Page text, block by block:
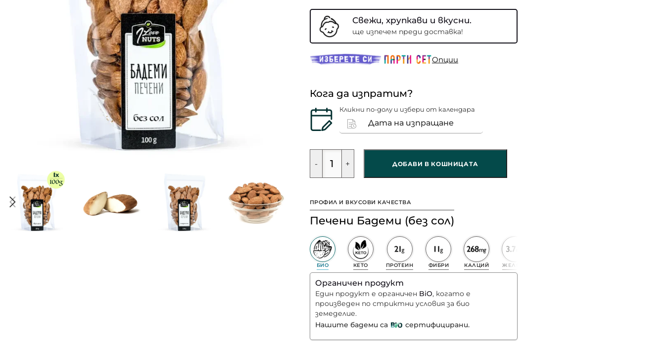
Свежи, хрупкави и вкусни.
ще изпечем преди доставка!
Oпции
Кога да изпратим?
Кликни по-долу и избери от календара
- + ДОБАВИ В КОШНИЦАТА
ПРОФИЛ И ВКУСОВИ КАЧЕСТВА
Печени Бадеми (без сол)
БИО КЕТО ПРОТЕИН ФИБРИ КАЛЦИЙ ЖЕЛЯЗО
Органичен продукт
Един продукт е органичен BiO, когато е
произведен по стриктни условия за био
земеделие.
Нашите бадеми са
сертифицирани.